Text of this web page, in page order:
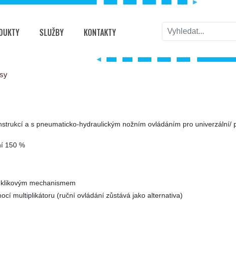
SLUŽBY KONTAKTY
a s pneumaticko-hydraulickým nožním ovládáním pro univerzální/
150 %
mechanismem
multiplikátoru (ruční ovládání zůstává jako alternativa)